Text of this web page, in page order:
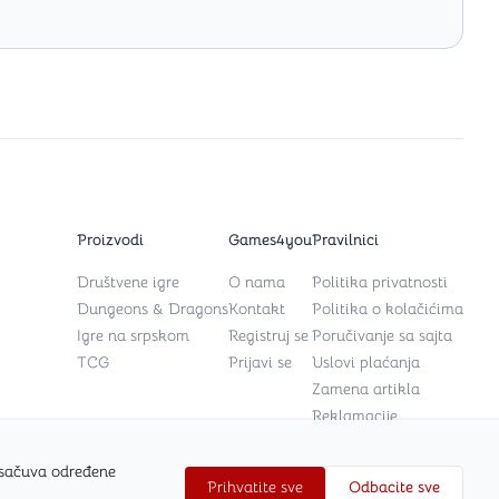
određene
Prihvatite sve Odbacite sve
Proizvodi
Društvene igre
Dungeons & Dragons
Igre na srpskom
TCG
Games4you
O nama
Kontakt
Registruj se
Prijavi se
Pravilnici
Politika privatnosti
Politika o kolačićima
Poručivanje sa sajta
Uslovi plaćanja
Zamena artikla
Reklamacije